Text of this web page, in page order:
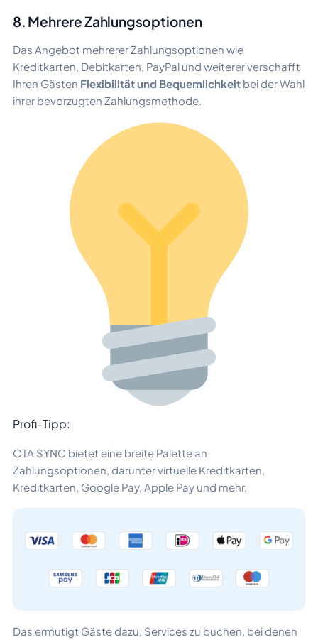
8. Mehrere Zahlungsoptionen
Das Angebot mehrerer Zahlungsoptionen wie
Kreditkarten, Debitkarten, PayPal und weiterer verschafft
Ihren Gästen Flexibilität und Bequemlichkeit bei der Wahl
ihrer bevorzugten Zahlungsmethode.
Profi-Tipp:
OTA SYNC bietet eine breite Palette an
Zahlungsoptionen, darunter virtuelle Kreditkarten,
Kreditkarten, Google Pay, Apple Pay und mehr,
Das ermutigt Gäste dazu, Services zu buchen, bei denen